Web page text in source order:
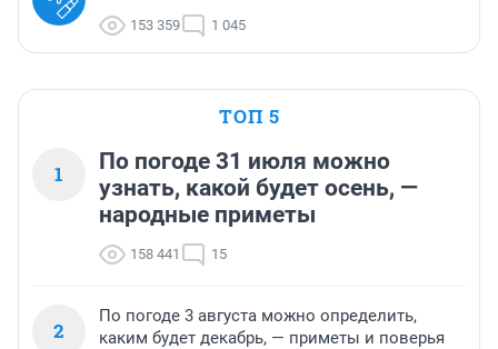
153 359 1 045
ТОП 5
1
По погоде 31 июля можно
узнать, какой будет осень, —
народные приметы
158 441 15
2
По погоде 3 августа можно определить,
каким будет декабрь, — приметы и поверья